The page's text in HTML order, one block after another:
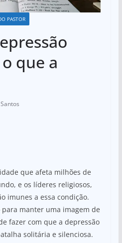
PASTOR
que a
que afeta milhões de
e os líderes religiosos,
imunes a essa condição.
para manter uma imagem de
fazer com que a depressão
solitária e silenciosa.